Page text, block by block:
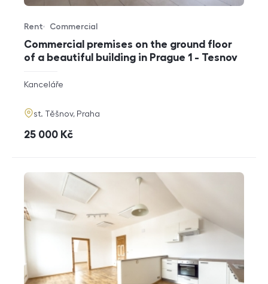
Commercial premises on the ground floor
of a beautiful building in Prague 1 - Tesnov
Offer type
Rent
Property type
Commercial
rozměry
disposition
Kanceláře
adresa
st. Těšnov, Praha
cena
25 000 Kč